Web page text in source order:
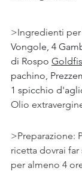
>Ingredienti per
Vongole, 4
di Rospo
pachino,
1 spicchio
Olio
>Preparazione:
ricetta dovrai
per almeno 4